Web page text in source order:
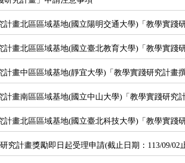
計畫北區區域基地(國立陽明交通大學)「教學實踐
計畫北區區域基地(國立臺北教育大學)「教學實踐
計畫中區區域基地(靜宜大學)「教學實踐研究計畫
計畫南區區域基地(國立中山大學)「教學實踐研究
計畫北區區域基地(國立臺北科技大學)「教學實踐
究計畫獎勵即日起受理申請(截止日期：113/09/02